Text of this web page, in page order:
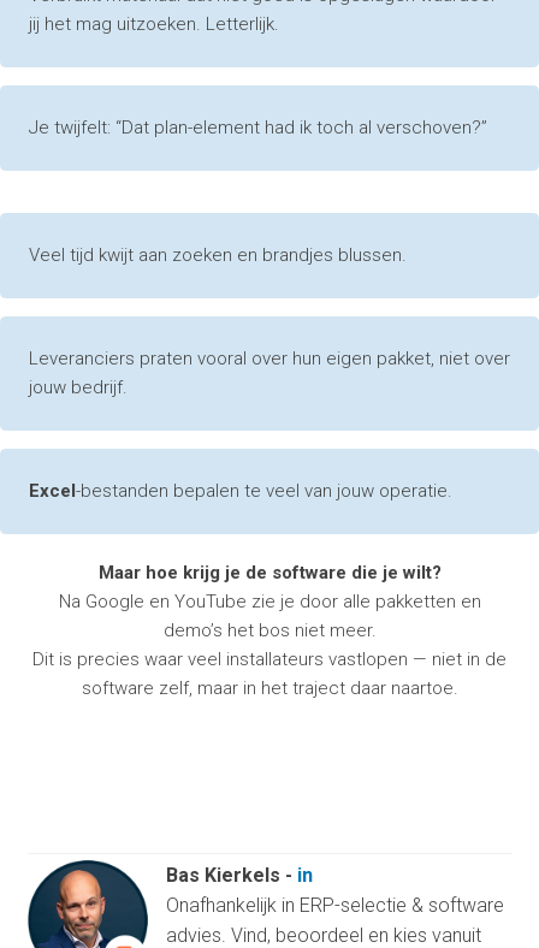
jij het mag uitzoeken. Letterlijk.
Je twijfelt: “Dat plan-element had ik toch al verschoven?”
Veel tijd kwijt aan zoeken en brandjes blussen.
Leveranciers praten vooral over hun eigen pakket, niet over
jouw bedrijf.
Excel-bestanden bepalen te veel van jouw operatie.
Maar hoe krijg je de software die je wilt?
Na Google en YouTube zie je door alle pakketten en
demo’s het bos niet meer.
Dit is precies waar veel installateurs vastlopen — niet in de
software zelf, maar in het traject daar naartoe.
Bas Kierkels - in
Onafhankelijk in ERP-selectie & software
advies. Vind, beoordeel en kies vanuit